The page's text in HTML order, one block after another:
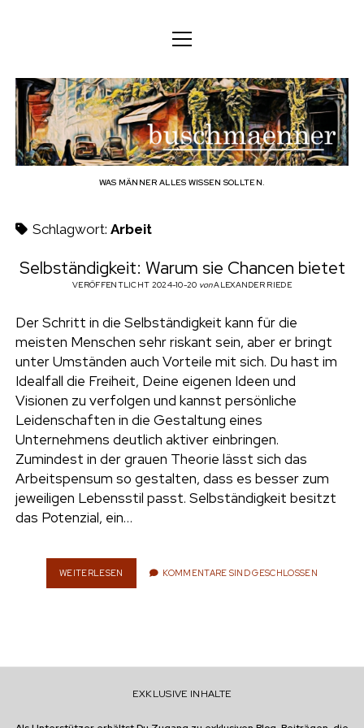
DEUTSCH
ü
ö
f
f
n
e
n
DEUTSCH
ENGLISH
KÖRPER
GEIST
FAMILIE
BERUF
HAUSHALT
HOBBY
SOZIALES
UMWELT
t
w
i
t
i
n
s
t
a
M
e
ö
f
f
n
e
n
b
u
s
c
h
a
e
n
n
e
WAS MÄNNER ALLES WISSEN SOLLTEN.
Schlagwort: Arbeit
Selbständigkeit: Warum sie Chancen bietet
VERÖFFENTLICHT 2024-10-20 vonALEXANDER RIEDE
Der Schritt in die Selbständigkeit kann für die
meisten Menschen sehr riskant sein, aber er bringt
unter Umständen auch Vorteile mit sich. Du hast im
Idealfall die Freiheit, Deine eigenen Ideen und
Visionen zu verfolgen und kannst persönliche
Leidenschaften in die Gestaltung eines
Unternehmens deutlich aktiver einbringen.
Zumindest in der grauen Theorie lässt sich das
Arbeitspensum so gestalten, dass es besser zum
jeweiligen Lebensstil passt. Selbständigkeit besitzt
das Potenzial, ein…
WEITERLESEN
E
Ä
KOMMENTARE SIND GESCHLOSSEN
EXKLUSIVE INHALTE